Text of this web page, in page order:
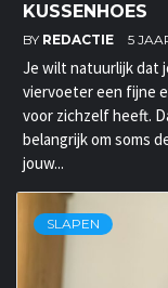
KUSSENHOES
BY REDACTIE 5
Je wilt natuurlijk dat
viervoeter een fijne
voor zichzelf heeft.
belangrijk om soms
jouw...
SLAPEN